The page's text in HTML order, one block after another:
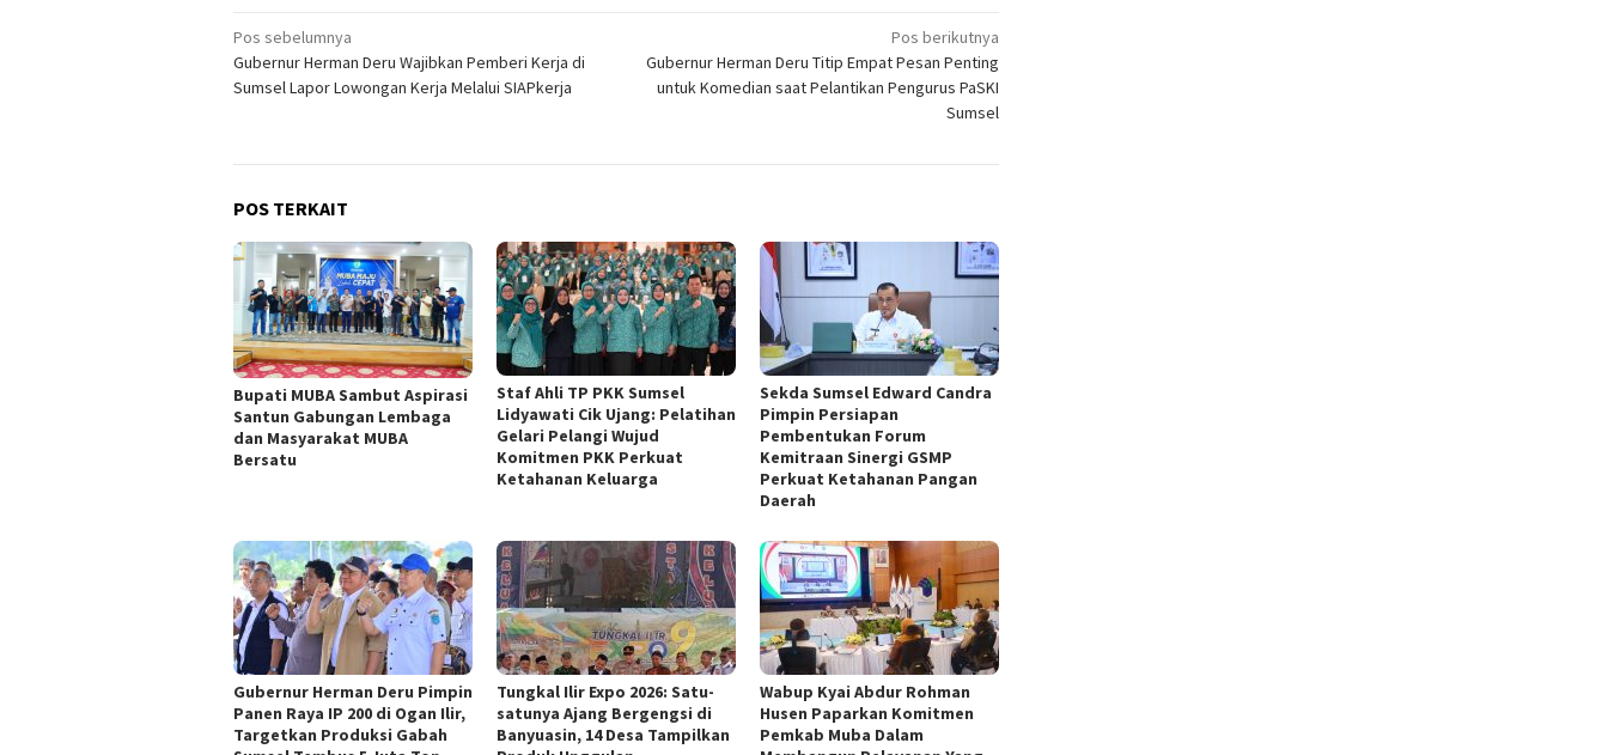
Navigasi
pos
Pos sebelumnya
Gubernur Herman Deru Wajibkan Pemberi Kerja di
Sumsel Lapor Lowongan Kerja Melalui SIAPkerja
Pos berikutnya
Gubernur Herman Deru Titip Empat Pesan Penting
untuk Komedian saat Pelantikan Pengurus PaSKI
Sumsel
POS TERKAIT
Bupati MUBA Sambut Aspirasi
Santun Gabungan Lembaga
dan Masyarakat MUBA
Bersatu
Staf Ahli TP PKK Sumsel
Lidyawati Cik Ujang: Pelatihan
Gelari Pelangi Wujud
Komitmen PKK Perkuat
Ketahanan Keluarga
Sekda Sumsel Edward Candra
Pimpin Persiapan
Pembentukan Forum
Kemitraan Sinergi GSMP
Perkuat Ketahanan Pangan
Daerah
Gubernur Herman Deru Pimpin
Panen Raya IP 200 di Ogan Ilir,
Targetkan Produksi Gabah
Tungkal Ilir Expo 2026: Satu-
satunya Ajang Bergengsi di
Banyuasin, 14 Desa Tampilkan
Wabup Kyai Abdur Rohman
Husen Paparkan Komitmen
Pemkab Muba Dalam